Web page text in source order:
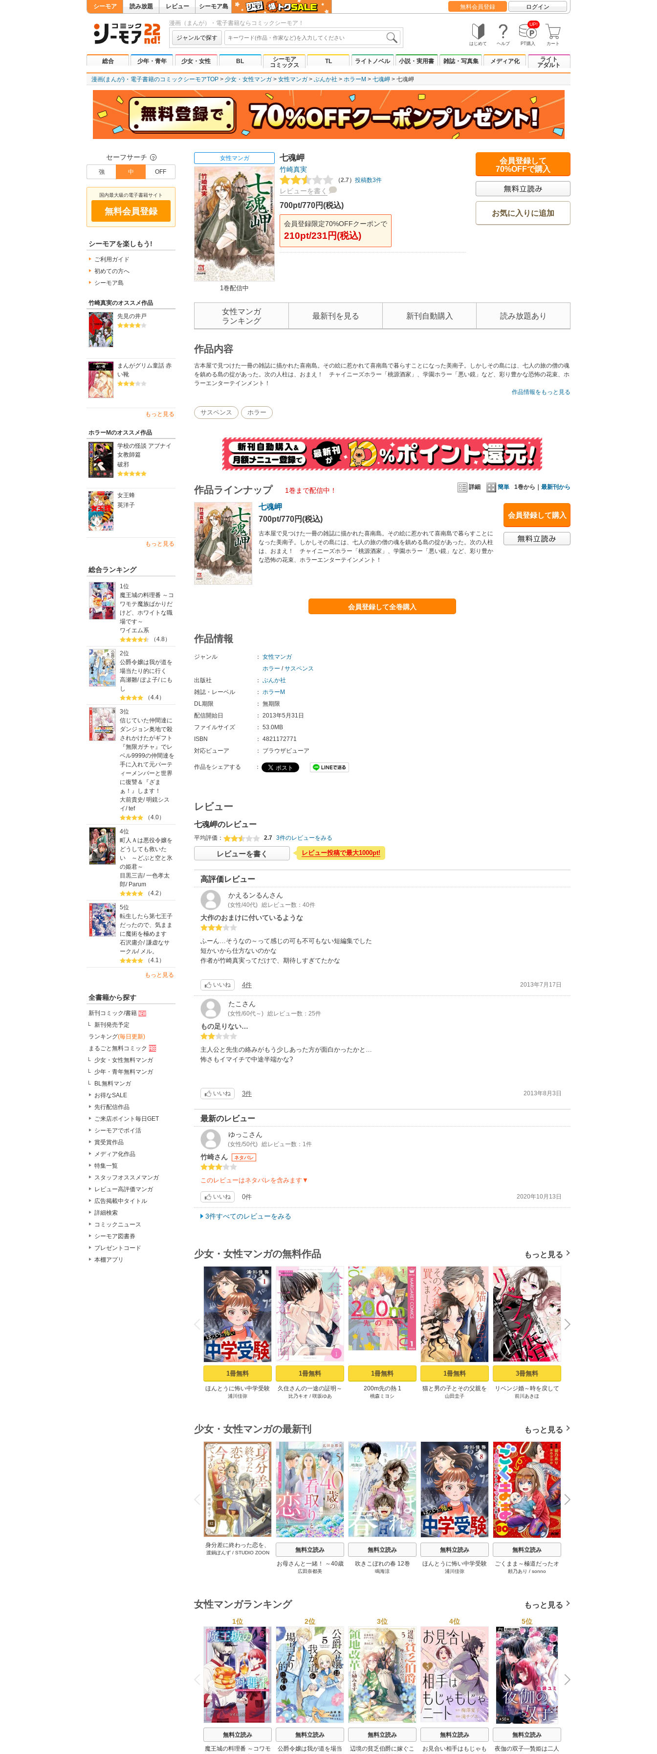
シーモア 読み放題 レビュー シーモア島 無料会員登録 ログイン
漫画（まんが）・電子書籍ならコミックシーモア！
ジャンルで探す
はじめて ヘルプ
UP!
PT購入 カート
総合 少年・青年 少女・女性 BL
シーモア
コミックス
TL ライトノベル 小説・実用書 雑誌・写真集 メディア化
ライト
アダルト
漫画(まんが)・電子書籍のコミックシーモアTOP 少女・女性マンガ 女性マンガ ぶんか社 ホラーM 七魂岬 七魂岬
セーフサーチ ？
強 中 OFF
国内最大級の電子書籍サイト
無料会員登録
シーモアを楽しもう!
ご利用ガイド
初めての方へ
シーモア島
竹崎真実のオススメ作品
先見の井戸
まんがグリム童話 赤
い靴
もっと見る
ホラーMのオススメ作品
学校の怪談 アブナイ
女教師篇
破邪
女王蜂
英洋子
もっと見る
総合ランキング
1位
魔王城の料理番 ～コ
ワモテ魔族ばかりだ
けど、ホワイトな職
場です～
ワイエム系
（4.8）
2位
公爵令嬢は我が道を
場当たり的に行く
高瀬雛/ぽよ子/ にも
し
（4.4）
3位
信じていた仲間達に
ダンジョン奥地で殺
されかけたがギフト
『無限ガチャ』でレ
ベル9999の仲間達を
手に入れて元パーテ
ィーメンバーと世界
に復讐＆『ざま
ぁ！』します！
大前貴史/明鏡シス
イ/tef
（4.0）
4位
町人Ａは悪役令嬢を
どうしても救いた
い ～どぶと空と氷
の姫君～
目黒三吉/一色孝太
郎/ Parum
（4.2）
5位
転生したら第七王子
だったので、気まま
に魔術を極めます
石沢庸介/謙虚なサ
ークル/ メル。
（4.1）
もっと見る
全書籍から探す
新刊コミック/書籍
新刊発売予定
ランキング(毎日更新)
まるごと無料コミック
少女・女性無料マンガ
少年・青年無料マンガ
BL無料マンガ
お得なSALE
先行配信作品
ご来店ポイント毎日GET
シーモアでポイ活
賞受賞作品
メディア化作品
特集一覧
スタッフオススメマンガ
レビュー高評価マンガ
広告掲載中タイトル
詳細検索
コミックニュース
シーモア図書券
プレゼントコード
本棚アプリ
女性マンガ
1巻配信中
七魂岬
竹崎真実
（2.7） 投稿数3件
レビューを書く
700pt/770円(税込)
会員登録限定70%OFFクーポンで
210pt/231円(税込)
会員登録して
70%OFFで購入
お気に入りに追加
女性マンガ
ランキング
最新刊を見る 新刊自動購入 読み放題あり
作品内容
古本屋で見つけた一冊の雑誌に描かれた喜南島。その絵に惹かれて喜南島で暮らすことになった美南子。しかしその島には、七人の旅の僧の魂
を鎮める島の掟があった。次の人柱は、おまえ！ チャイニーズホラー「桃源酒家」、学園ホラー「悪い鏡」など、彩り豊かな恐怖の花束、ホ
ラーエンターテインメント！
作品情報をもっと見る
サスペンス ホラー
詳細 簡単 1巻から｜ 最新刊から
作品ラインナップ 1巻まで配信中！
会員登録して購入
七魂岬
700pt/770円(税込)
古本屋で見つけた一冊の雑誌に描かれた喜南島。その絵に惹かれて喜南島で暮らすことに
なった美南子。しかしその島には、七人の旅の僧の魂を鎮める島の掟があった。次の人柱
は、おまえ！ チャイニーズホラー「桃源酒家」、学園ホラー「悪い鏡」など、彩り豊か
な恐怖の花束、ホラーエンターテインメント！
会員登録して全巻購入
作品情報
ジャンル ： 女性マンガ
ホラー /サスペンス
出版社
： ぶんか社
雑誌・レーベル
：
ホラーM
DL期限
： 無期限
配信開始日
： 2013年5月31日
ファイルサイズ
： 53.0MB
ISBN
： 4821172771
対応ビューア
： ブラウザビューア
作品をシェアする ：
レビュー
七魂岬のレビュー
平均評価： 2.7 3件のレビューをみる
レビューを書く レビュー投稿で最大1000pt!
高評価レビュー
かえるンるんさん
(女性/40代) 総レビュー数：40件
大作のおまけに付いているような
ふーん…そうなの～って感じの可も不可もない短編集でした
短かいから仕方ないのかな
作者が竹崎真実ってだけで、期待しすぎてたかな
いいね 4件 2013年7月17日
たこ さん
(女性/60代～) 総レビュー数：25件
もの足りない…
主人公と先生の絡みがもう少しあった方が面白かったかと…
怖さもイマイチで中途半端かな?
いいね 3件 2013年8月3日
最新のレビュー
ゆっこ さん
(女性/50代) 総レビュー数：1件
竹崎さん ネタバレ
このレビューはネタバレを含みます▼
いいね 0件 2020年10月13日
3件すべてのレビューをみる
少女・女性マンガの無料作品 もっと見る
P
r
e
v
i
o
u
s
1冊無料
ほんとうに怖い中学受験
【分冊版】 1
浦川佳弥
1冊無料
久住さんの一途の証明～
揺らめいて、ハニー～ 1
比乃キオ / 咲坂ゆあ
1冊無料
200m先の熱 1
桃森ミヨシ
1冊無料
猫と男の子とその父親を
買いました。【分冊
山田圭子
3冊無料
リベンジ婚～時を戻して
不倫夫に復讐します～ 1
前川あきほ
N
e
x
t
少女・女性マンガの最新刊 もっと見る
P
r
e
v
i
o
u
s
身分差に終わった恋を、
今さらですが。 12巻
渡鍋ぽんず/ STUDIO ZOON
無料立読み
お母さんと一緒！ ～40歳
の看取りと恋～【分冊
広田奈都美
無料立読み
吹きこぼれの春 12巻
鳴海涼
無料立読み
ほんとうに怖い中学受験
【分冊版】 8巻
浦川佳弥
無料立読み
ごくまま～極道だったオ
レがママになった話～
頼乃あり / sonno
N
e
x
t
女性マンガランキング もっと見る
P
r
e
v
i
o
u
s
1位
無料立読み
魔王城の料理番 ～コワモ
2位
無料立読み
公爵令嬢は我が道を場当
3位
無料立読み
辺境の貧乏伯爵に嫁ぐこ
4位
無料立読み
お見合い相手はもじゃも
5位
無料立読み
夜伽の双子―贄姫は二人
N
e
x
t